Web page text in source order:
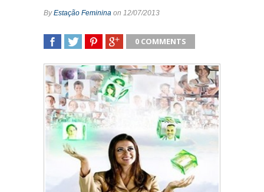
ByEstação Feminina on 12/07/2013
0 COMMENTS